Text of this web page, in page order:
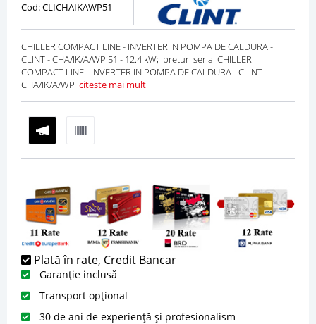
Cod: CLICHAIKAWP51
CHILLER COMPACT LINE - INVERTER IN POMPA DE CALDURA -
CLINT - CHA/IK/A/WP 51 - 12.4 kW; preturi seria CHILLER
COMPACT LINE - INVERTER IN POMPA DE CALDURA - CLINT -
CHA/IK/A/WP citeste mai mult
Plată în rate, Credit Bancar
Garanție inclusă
Transport opțional
30 de ani de experiență și profesionalism